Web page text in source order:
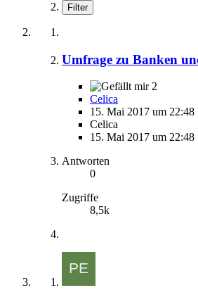
Filter
Umfrage zu Banken
2
Celica
15. Mai 2017 um 22:48
Celica
15. Mai 2017 um 22:48
Antworten
0
Zugriffe
8,5k